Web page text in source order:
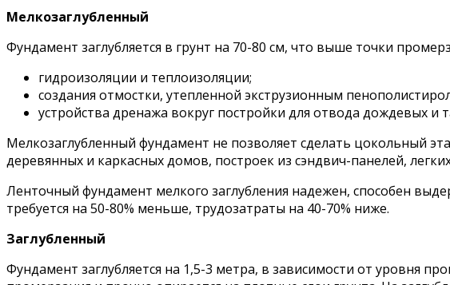
Мелкозаглубленный
Фундамент заглубляется в грунт на 70-80 см, что выше точки
гидроизоляции и теплоизоляции;
создания отмостки, утепленной экструзионным
устройства дренажа вокруг постройки для отвода дождевых и
Мелкозаглубленный фундамент не позволяет сделать цокольный
деревянных и каркасных домов, построек из сэндвич-панелей,
Ленточный фундамент мелкого заглубления надежен, способен
требуется на 50-80% меньше, трудозатраты на 40-70% ниже.
Заглубленный
Фундамент заглубляется на 1,5-3 метра, в зависимости от уровня